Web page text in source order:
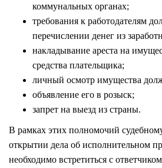
коммунальных органах;
требования к работодателям
перечислении денег из
накладывание ареста на
средства плательщика;
личный осмотр имущества
объявление его в розыск;
запрет на выезд из страны.
В рамках этих полномочий
открытии дела об исполнительном
необходимо встретиться с